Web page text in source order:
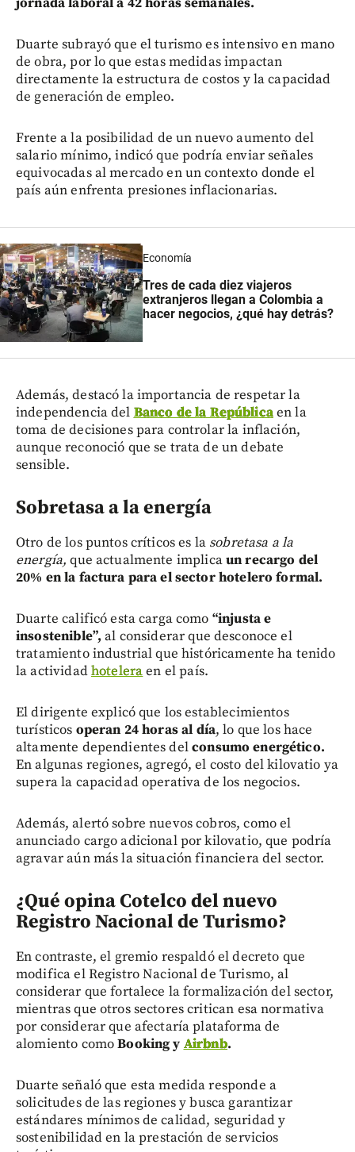
Duarte subrayó que el turismo es intensivo en mano
de obra, por lo que estas medidas impactan
directamente la estructura de costos y la capacidad
de generación de empleo.
Frente a la posibilidad de un nuevo aumento del
salario mínimo, indicó que podría enviar señales
equivocadas al mercado en un contexto donde el
país aún enfrenta presiones inflacionarias.
Economía
Tres de cada diez viajeros
extranjeros llegan a Colombia a
hacer negocios, ¿qué hay detrás?
Además, destacó la importancia de respetar la
independencia del Banco de la Repúblicaen la
toma de decisiones para controlar la inflación,
aunque reconoció que se trata de un debate
sensible.
Sobretasa a la energía
Otro de los puntos críticos es la sobretasa a la
energía, que actualmente implicaun recargo del
20% en la factura para el sector hotelero formal.
Duarte calificó esta carga como “injusta e
insostenible”, al considerar que desconoce el
tratamiento industrial que históricamente ha tenido
la actividadhoteleraen el país.
El dirigente explicó que los establecimientos
turísticos operan 24 horas al día, lo que los hace
altamente dependientes delconsumo energético.
En algunas regiones, agregó, el costo del kilovatio ya
supera la capacidad operativa de los negocios.
Además, alertó sobre nuevos cobros, como el
anunciado cargo adicional por kilovatio, que podría
agravar aún más la situación financiera del sector.
¿Qué opina Cotelco del nuevo
Registro Nacional de Turismo?
En contraste, el gremio respaldó el decreto que
modifica el Registro Nacional de Turismo, al
considerar que fortalece la formalización del sector,
mientras que otros sectores critican esa normativa
por considerar que afectaría plataforma de
alomiento comoBooking y Airbnb.
Duarte señaló que esta medida responde a
solicitudes de las regiones y busca garantizar
estándares mínimos de calidad, seguridad y
sostenibilidad en la prestación de servicios